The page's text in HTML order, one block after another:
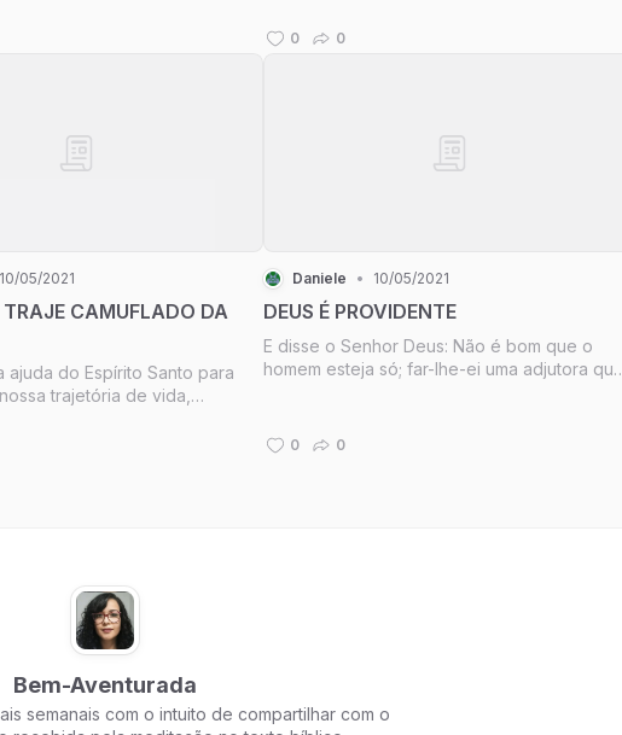
Deus nos chama para uma
mês, por exemplo. Nessas horas, devemos
0 0
10/05/2021
TRAJE CAMUFLADO DA
ajuda do Espírito Santo para
trajetória de vida,
por nós para as nossas
Daniele • 10/05/2021
DEUS É PROVIDENTE
E disse o Senhor Deus: Não é bom que o
homem esteja só; far-lhe-ei uma adjutora que
do campo e toda ave dos céus, os trouxe a
0 0
Bem-Aventurada
semanais com o intuito de compartilhar com o